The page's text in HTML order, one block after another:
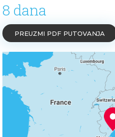
8 dana
PREUZMI PDF PUTOVANJA